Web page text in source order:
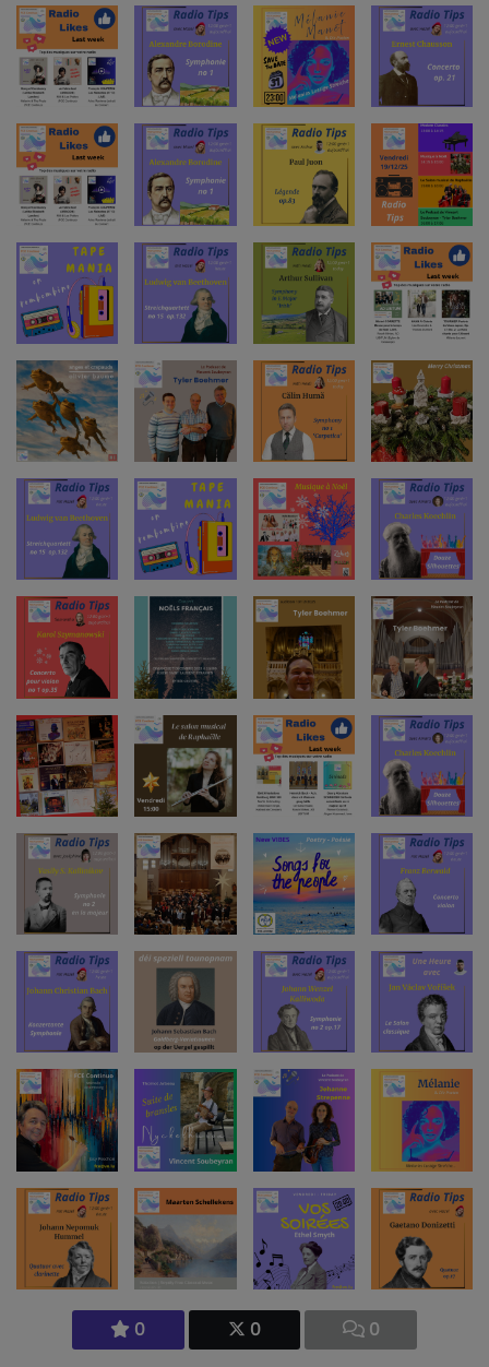
0 0 0